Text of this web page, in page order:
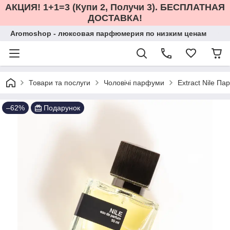
АКЦИЯ! 1+1=3 (Купи 2, Получи 3). БЕСПЛАТНАЯ
ДОСТАВКА!
Aromoshop - люксовая парфюмерия по низким ценам
Товари та послуги Чоловічі парфуми Extract Nile
–62% Подарунок